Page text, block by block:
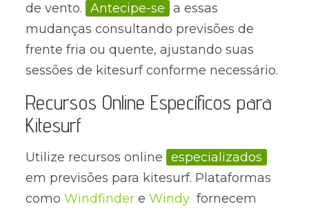
de vento. Antecipe-se a essas
mudanças consultando previsões de
frente fria ou quente, ajustando suas
sessões de kitesurf conforme necessário.
Recursos Online Específicos para
Kitesurf
Utilize recursos online especializados
em previsões para kitesurf. Plataformas
como Windfindere Windy fornecem